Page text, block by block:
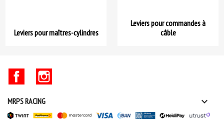
Leviers pour maîtres-cylindres
Leviers pour commandes à
câble
Facebook
MRPS RACING 